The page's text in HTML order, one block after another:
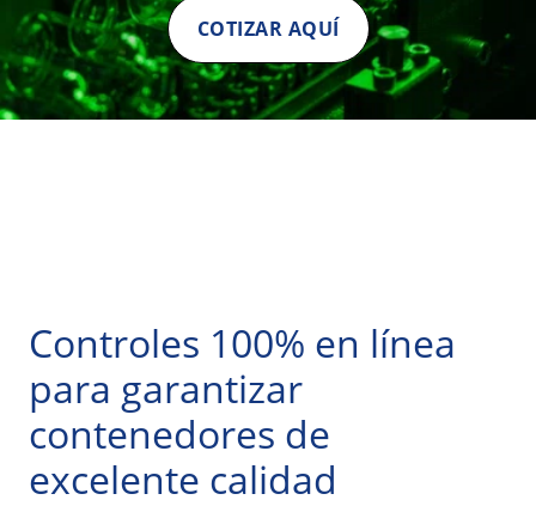
COTIZAR AQUÍ
Controles 100% en línea
para garantizar
contenedores de
excelente calidad